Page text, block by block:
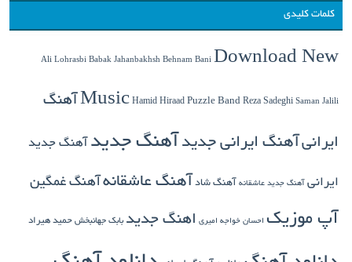
کلمات کلیدی
Ali Lohrasbi Babak Jahanbakhsh Behnam Bani Download New
Music Hamid Hiraad Puzzle Band Reza Sadeghi Saman Jalili آهنگ
ایرانی آهنگ ایرانی جدید آهنگ جدید آهنگ جدید
ایرانی آهنگ جدید عاشقانه آهنگ شاد آهنگ عاشقانه آهنگ غمگین
آپ موزیک احسان خواجه امیری اهنگ جدید بابک جهانبخش حمید هیراد